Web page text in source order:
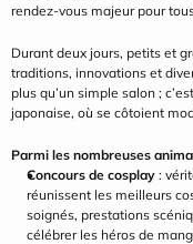
rendez-vous majeur pour
Durant deux jours, petits et
traditions, innovations et
plus qu’un simple salon ;
japonaise, où se côtoient
Parmi les nombreuses
Concours de cosplay :
réunissent les meilleurs
soignés, prestations
célébrer les héros de